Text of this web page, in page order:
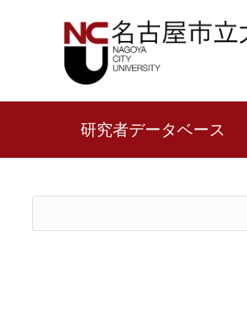
研究者データベース